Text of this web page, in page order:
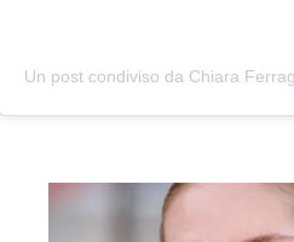
Un post condiviso da Chiara